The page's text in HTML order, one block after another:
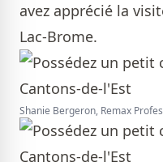
avez apprécié la
Lac-Brome.
Shanie Bergeron, Remax